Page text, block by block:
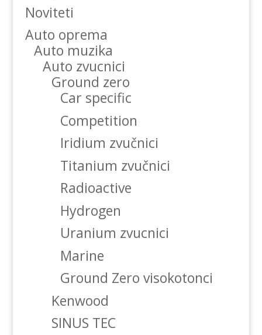
Noviteti
Auto oprema
Auto muzika
Auto zvucnici
Ground zero
Car specific
Competition
Iridium zvučnici
Titanium zvučnici
Radioactive
Hydrogen
Uranium zvucnici
Marine
Ground Zero visokotonci
Kenwood
SINUS TEC